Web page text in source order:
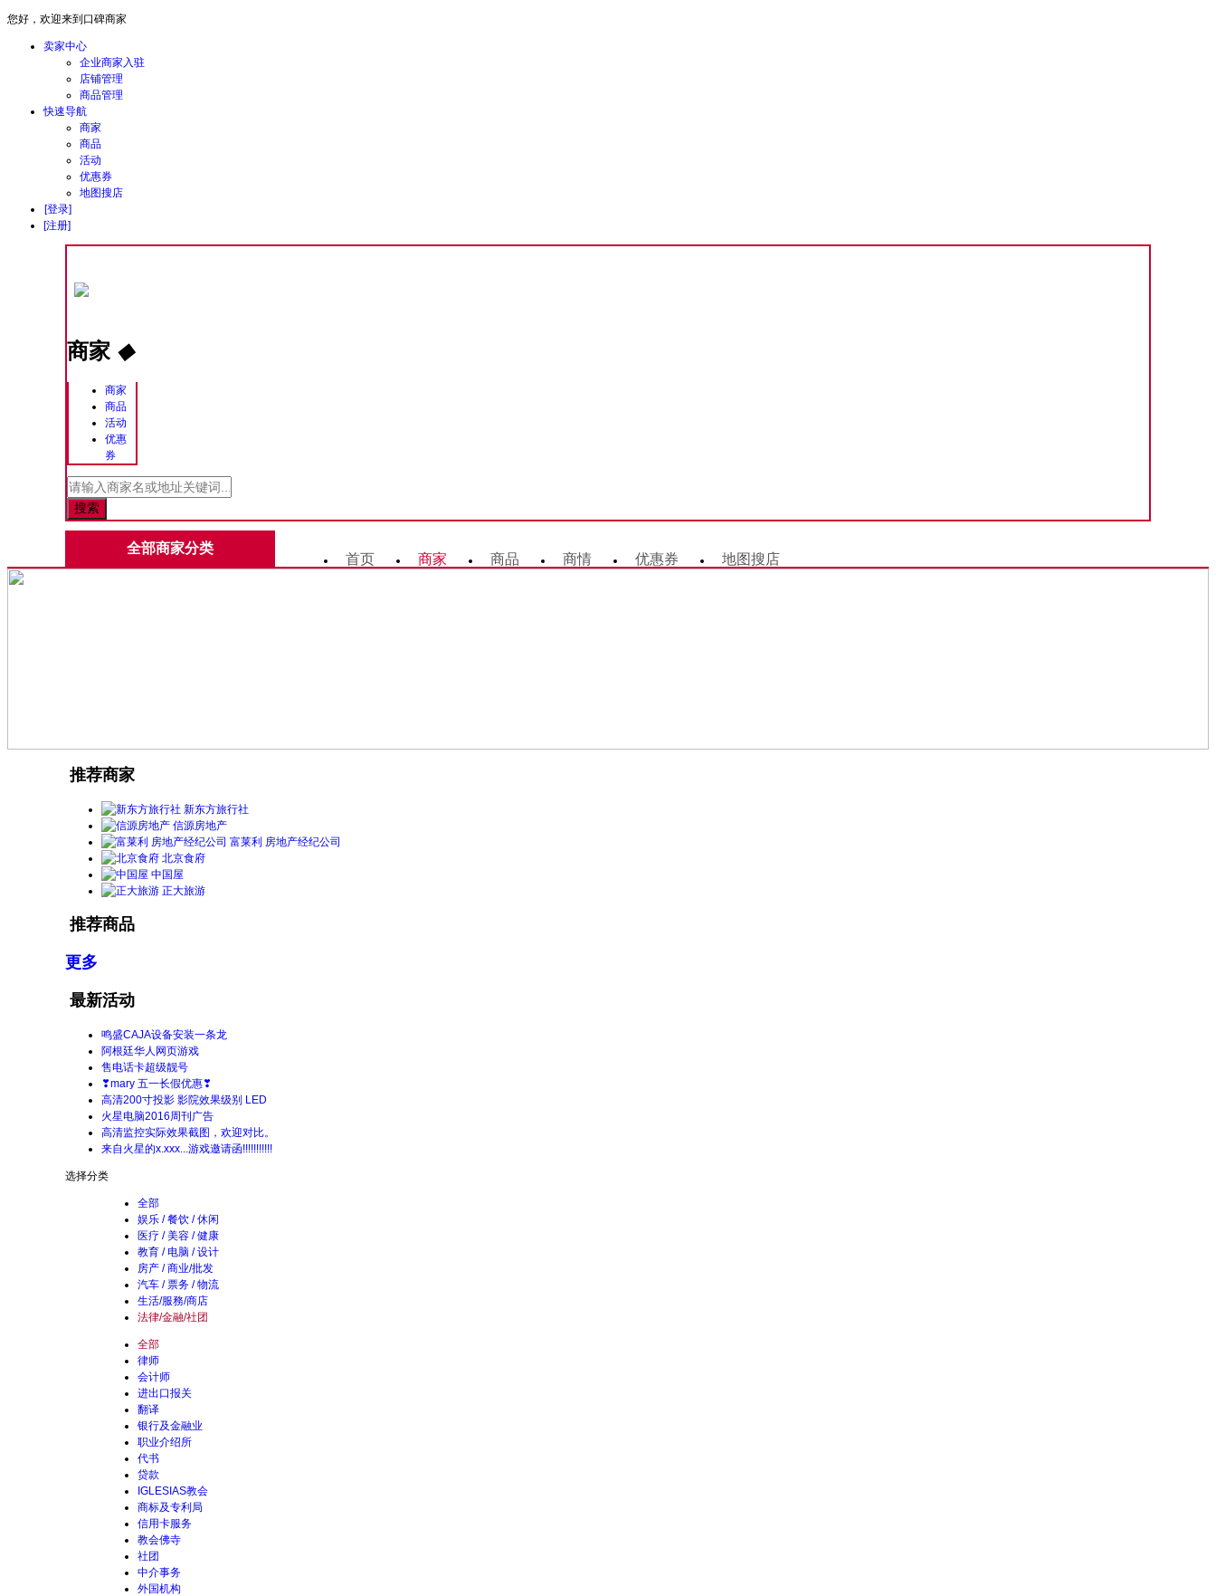
您好，欢迎来到口碑商家
卖家中心
企业商家入驻
店铺管理
商品管理
快速导航
商家
商品
活动
优惠券
地图搜店
[登录]
[注册]
商家 ◆
商家
商品
活动
优惠
券
全部商家分类
首页 商家 商品 商情 优惠券 地图搜店
推荐商家
新东方旅行社
信源房地产
富莱利 房地产经纪公司
北京食府
中国屋
正大旅游
推荐商品
更多
最新活动
鸣盛CAJA设备安装一条龙
阿根廷华人网页游戏
售电话卡超级靓号
❣mary 五一长假优惠❣
高清200寸投影 影院效果级别 LED
火星电脑2016周刊广告
高清监控实际效果截图，欢迎对比。
来自火星的x.xxx...游戏邀请函!!!!!!!!!!!
选择分类
全部
娱乐 / 餐饮 / 休闲
医疗 / 美容 / 健康
教育 / 电脑 / 设计
房产 / 商业/批发
汽车 / 票务 / 物流
生活/服務/商店
法律/金融/社团
全部
律师
会计师
进出口报关
翻译
银行及金融业
职业介绍所
代书
贷款
IGLESIAS教会
商标及专利局
信用卡服务
教会佛寺
社团
中介事务
外国机构